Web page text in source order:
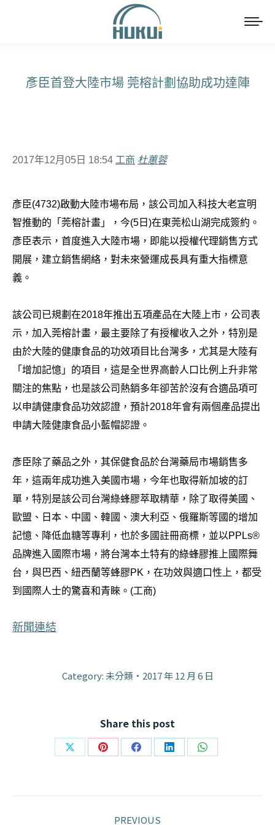
彥臣首登大陸市場 莞榕計劃協助成功達陣
2017年12月05日 18:54 工商 杜蕙蓉
彥臣(4732)啟動大陸市場布局，該公司加入科技大老宣明
智推動的「莞榕計畫」，今(5日)在東莞松山湖完成簽約。
彥臣表示，首度進入大陸市場，即能以授權代理銷售方式
開展，建立銷售網絡，對未來營運成長具有重大指標意
義。
該公司已規劃在2018年推出五項產品在大陸上市，公司表
示，加入莞榕計畫，最主要除了有授權收入之外，特別是
由於大陸的健康食品的功效項目比台灣多，尤其是大陸有
「增加記憶」的項目，這是全世界高齡人口比例上升非常
關注的焦點，也是該公司熱銷多年卻苦於沒有合適品項可
以申請健康食品功效認證，預計2018年會有兩個產品提出
申請大陸健康食品小藍帽認證。
彥臣除了藥品之外，其保健食品於台灣藥局市場銷售多
年，這兩年成功進入美國市場，今年也取得新加坡的訂
單，特別是該公司台灣綠蜂膠萃取精華，除了取得美國、
歐盟、日本、中國、韓國、澳大利亞、俄羅斯等國的增加
記憶、降低血糖等專利，也於多國註冊商標，並以PPLs®
品牌進入國際市場，將台灣本土特有的綠蜂膠推上國際舞
台，與巴西、紐西蘭等蜂膠PK，在功效與適口性上，都受
到國際人士的驚喜和青睞。(工商)
新聞連結
Category: 未分類 2017 年 12 月 6 日
Share this post
Share
X
Share
Pinterest
Share
Facebook
Share
LinkedIn
Share
WhatsApp
PREVIOUS